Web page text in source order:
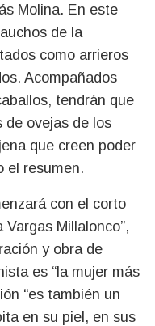
Molina. En este
de la
como arrieros
Acompañados
tendrán que
de ovejas de los
que creen poder
el resumen.
con el corto
Millalonco”,
y obra de
es “la mujer más
“es también un
en su piel, en sus